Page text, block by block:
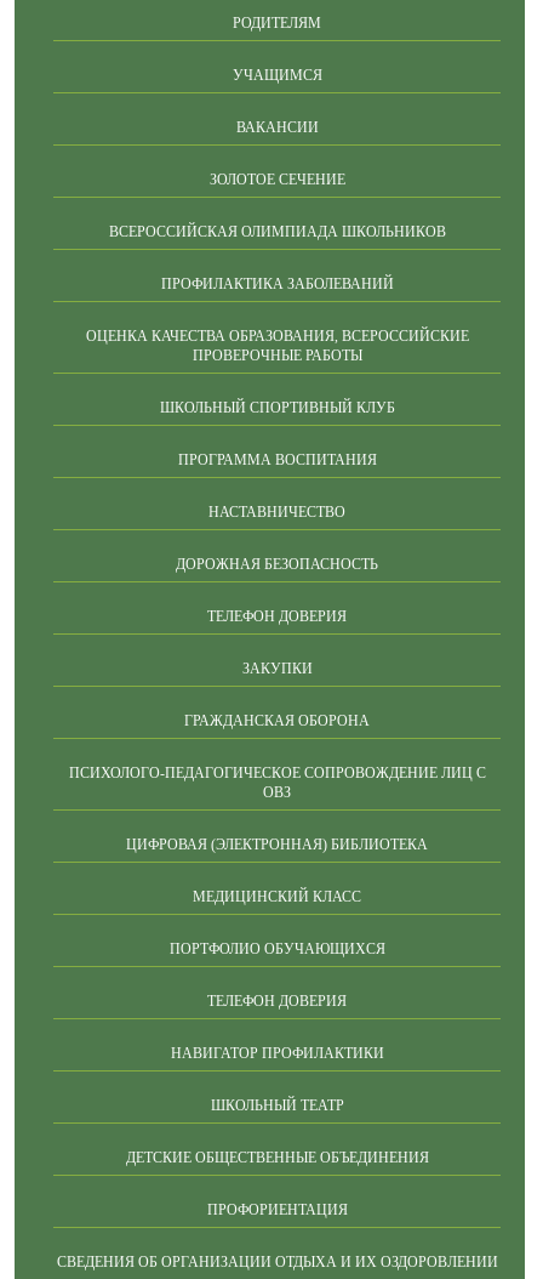
РОДИТЕЛЯМ
УЧАЩИМСЯ
ВАКАНСИИ
ЗОЛОТОЕ СЕЧЕНИЕ
ВСЕРОССИЙСКАЯ ОЛИМПИАДА ШКОЛЬНИКОВ
ПРОФИЛАКТИКА ЗАБОЛЕВАНИЙ
ОЦЕНКА КАЧЕСТВА ОБРАЗОВАНИЯ, ВСЕРОССИЙСКИЕ
ПРОВЕРОЧНЫЕ РАБОТЫ
ШКОЛЬНЫЙ СПОРТИВНЫЙ КЛУБ
ПРОГРАММА ВОСПИТАНИЯ
НАСТАВНИЧЕСТВО
ДОРОЖНАЯ БЕЗОПАСНОСТЬ
ТЕЛЕФОН ДОВЕРИЯ
ЗАКУПКИ
ГРАЖДАНСКАЯ ОБОРОНА
ПСИХОЛОГО-ПЕДАГОГИЧЕСКОЕ СОПРОВОЖДЕНИЕ ЛИЦ С
ОВЗ
ЦИФРОВАЯ (ЭЛЕКТРОННАЯ) БИБЛИОТЕКА
МЕДИЦИНСКИЙ КЛАСС
ПОРТФОЛИО ОБУЧАЮЩИХСЯ
ТЕЛЕФОН ДОВЕРИЯ
НАВИГАТОР ПРОФИЛАКТИКИ
ШКОЛЬНЫЙ ТЕАТР
ДЕТСКИЕ ОБЩЕСТВЕННЫЕ ОБЪЕДИНЕНИЯ
ПРОФОРИЕНТАЦИЯ
СВЕДЕНИЯ ОБ ОРГАНИЗАЦИИ ОТДЫХА И ИХ ОЗДОРОВЛЕНИИ